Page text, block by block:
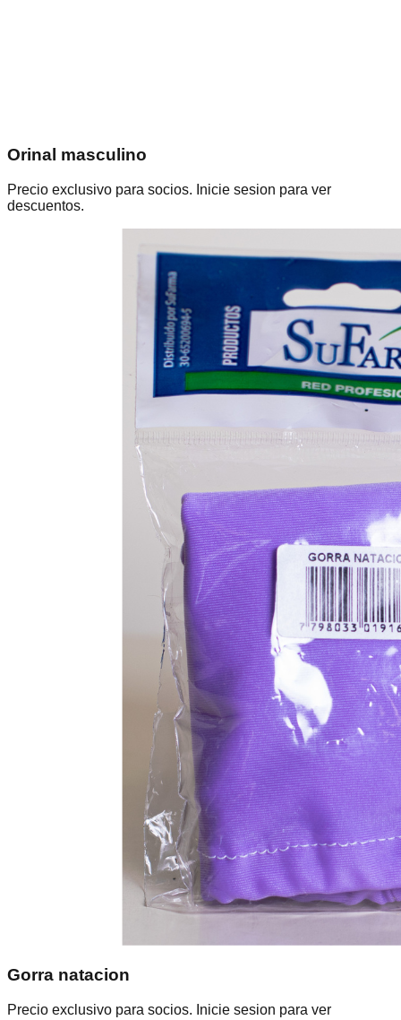
Orinal masculino
Precio exclusivo para socios. Inicie sesion para ver
descuentos.
Gorra natacion
Precio exclusivo para socios. Inicie sesion para ver